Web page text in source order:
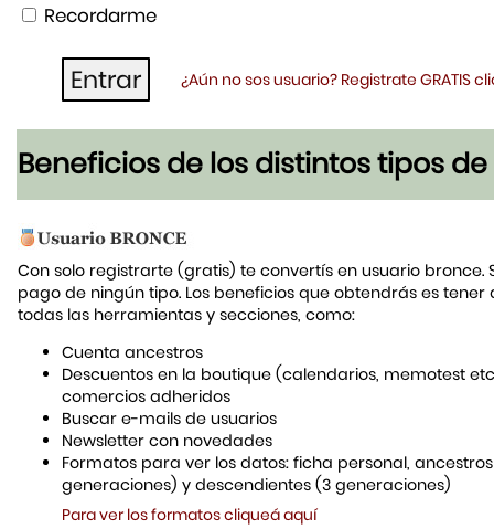
Recordarme
¿Aún no sos usuario? Registrate GRATIS
Beneficios de los distintos tipos de
Con solo registrarte (gratis) te convertís en usuario bronce.
pago de ningún tipo. Los beneficios que obtendrás es tener
todas las herramientas y secciones, como:
Cuenta ancestros
Descuentos en la boutique (calendarios, memotest
comercios adheridos
Buscar e-mails de usuarios
Newsletter con novedades
Formatos para ver los datos: ficha personal,
generaciones) y descendientes (3 generaciones)
Para ver los formatos cliqueá aquí